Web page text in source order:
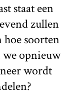
staat een
zullen
hoe soorten
opnieuw
wordt